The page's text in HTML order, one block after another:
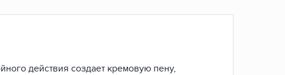
действия создает кремовую пену,